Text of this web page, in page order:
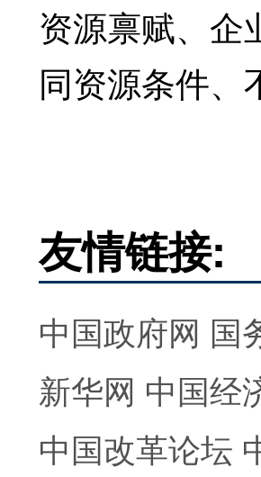
资源禀赋、企
同资源条件、
友情链接:
中国政府网 国
新华网 中国经
中国改革论坛